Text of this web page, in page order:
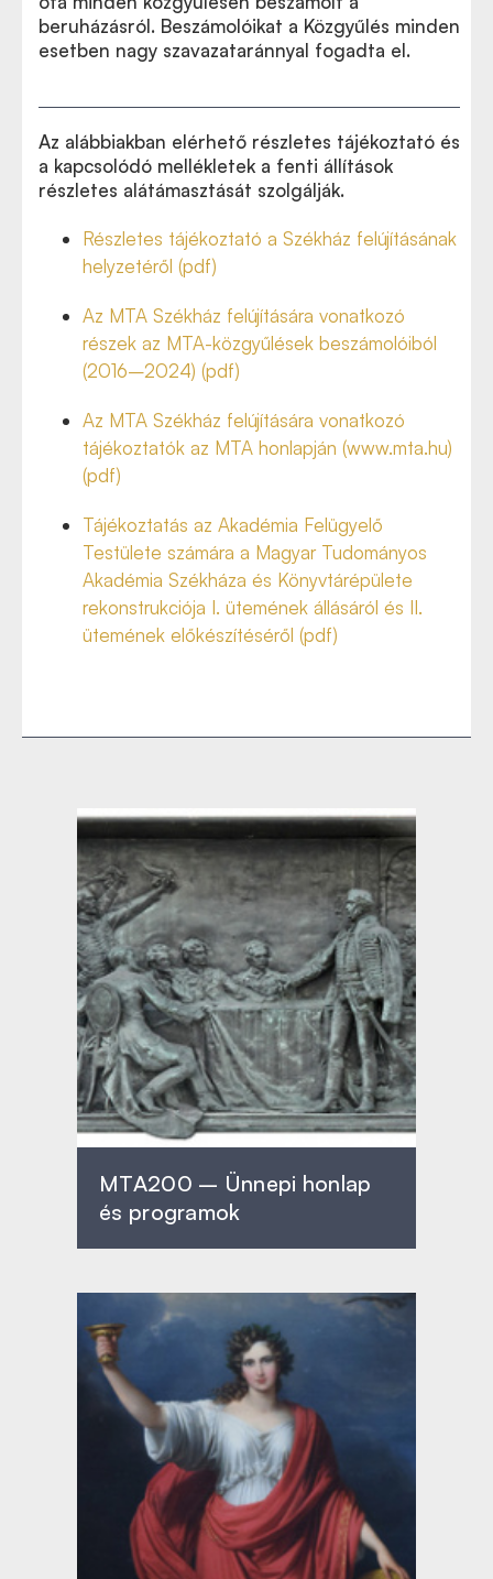
beruházásról. Beszámolóikat a Közgyűlés minden
esetben nagy szavazataránnyal fogadta el.
Az alábbiakban elérhető részletes tájékoztató és
a kapcsolódó mellékletek a fenti állítások
részletes alátámasztását szolgálják.
Részletes tájékoztató a Székház felújításának
helyzetéről (pdf)
Az MTA Székház felújítására vonatkozó
részek az MTA-közgyűlések beszámolóiból
(2016–2024) (pdf)
Az MTA Székház felújítására vonatkozó
tájékoztatók az MTA honlapján (www.mta.hu)
(pdf)
Tájékoztatás az Akadémia Felügyelő
Testülete számára a Magyar Tudományos
Akadémia Székháza és Könyvtárépülete
rekonstrukciója I. ütemének állásáról és II.
ütemének előkészítéséről (pdf)
MTA200 – Ünnepi honlap
és programok